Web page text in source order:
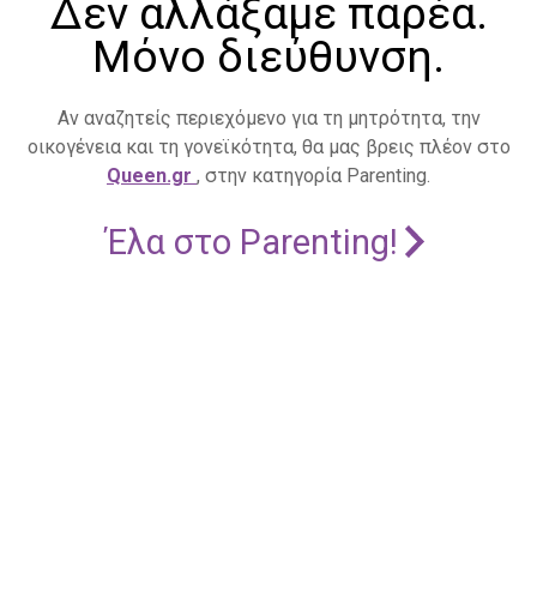
Δεν αλλάξαμε παρέα.
Μόνο διεύθυνση.
Αν αναζητείς περιεχόμενο για τη μητρότητα, την
οικογένεια και τη γονεϊκότητα, θα μας βρεις πλέον στο
Queen.gr , στην κατηγορία Parenting.
Έλα στο Parenting!